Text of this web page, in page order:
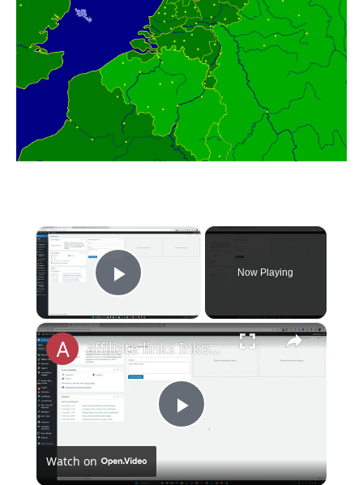
×
Play Video
Now Playing
×
P
l
affiliate links Inkorten plugin
Watch on